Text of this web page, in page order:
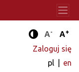
Tryb
A- A+
Zaloguj się
pl
en